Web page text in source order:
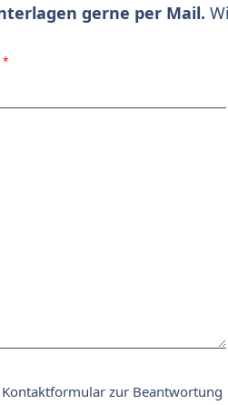
gerne per Mail.
zur Beantwortung